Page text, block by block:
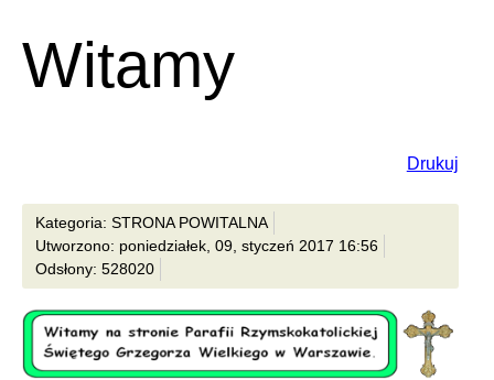
Witamy
Drukuj
Kategoria: STRONA POWITALNA
Utworzono: poniedziałek, 09, styczeń 2017 16:56
Odsłony: 528020